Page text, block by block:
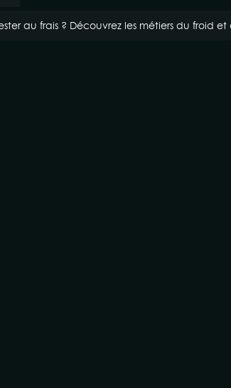
au frais ? Découvrez les métiers du froid et